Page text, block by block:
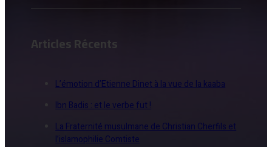
Articles Récents
L’émotion d’Etienne Dinet à la vue de la kaaba
Ibn Badis : et le verbe fut !
La Fraternité musulmane de Christian Cherfils et
l’islamophilie Comtiste